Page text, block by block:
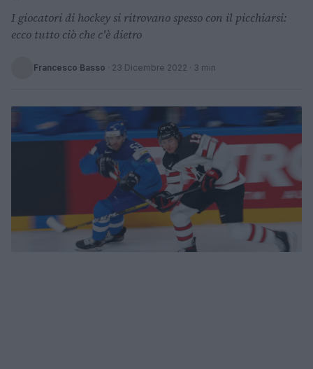
I giocatori di hockey si ritrovano spesso con il picchiarsi:
ecco tutto ciò che c'è dietro
Francesco Basso · 23 Dicembre 2022 · 3 min